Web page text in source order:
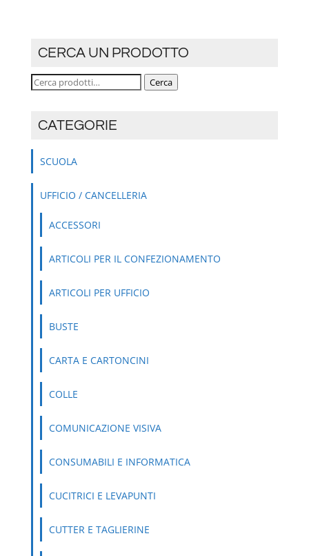
CERCA UN PRODOTTO
Cerca: Cerca
CATEGORIE
SCUOLA
UFFICIO / CANCELLERIA
ACCESSORI
ARTICOLI PER IL CONFEZIONAMENTO
ARTICOLI PER UFFICIO
BUSTE
CARTA E CARTONCINI
COLLE
COMUNICAZIONE VISIVA
CONSUMABILI E INFORMATICA
CUCITRICI E LEVAPUNTI
CUTTER E TAGLIERINE